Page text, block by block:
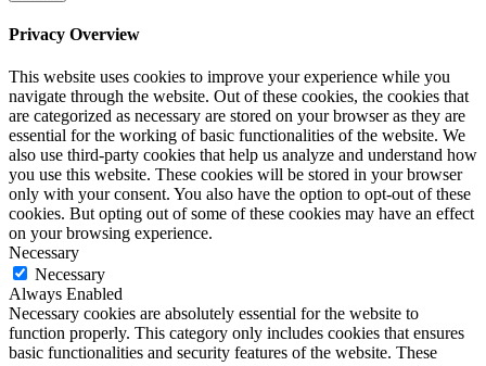
Privacy Overview
This website uses cookies to improve your experience while you
navigate through the website. Out of these cookies, the cookies that
are categorized as necessary are stored on your browser as they are
essential for the working of basic functionalities of the website. We
also use third-party cookies that help us analyze and understand how
you use this website. These cookies will be stored in your browser
only with your consent. You also have the option to opt-out of these
cookies. But opting out of some of these cookies may have an effect
on your browsing experience.
Necessary
Necessary
Always Enabled
Necessary cookies are absolutely essential for the website to
function properly. This category only includes cookies that ensures
basic functionalities and security features of the website. These